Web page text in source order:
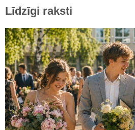
Līdzīgi raksti